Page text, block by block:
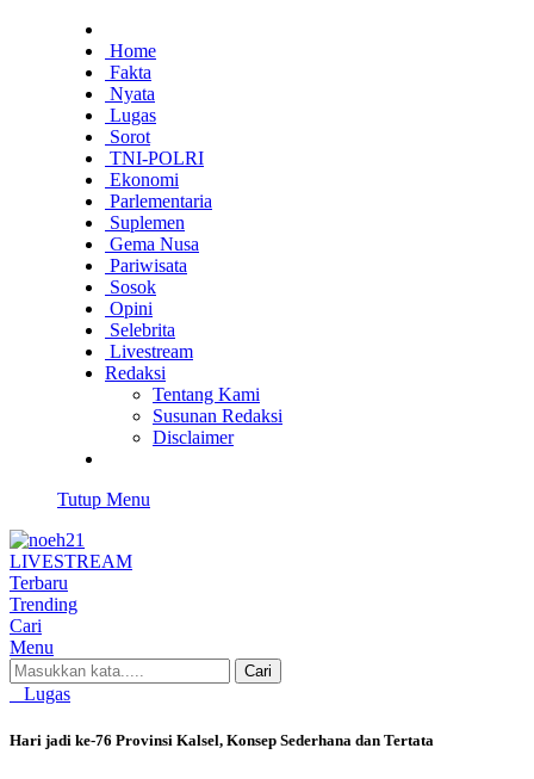
Home
Fakta
Nyata
Lugas
Sorot
TNI-POLRI
Ekonomi
Parlementaria
Suplemen
Gema Nusa
Pariwisata
Sosok
Opini
Selebrita
Livestream
Redaksi
Tentang Kami
Susunan Redaksi
Disclaimer
Tutup Menu
LIVESTREAM
Terbaru
Trending
Cari
Menu
Cari
Lugas
Hari jadi ke-76 Provinsi Kalsel, Konsep Sederhana dan Tertata